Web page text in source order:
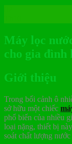
Máy lọc
cho gia đình
Giới thiệu
Trong bối cảnh ô
sở hữu một chiếc
phổ biến của nhiều
loại nặng, thiết bị
soát chất lượng